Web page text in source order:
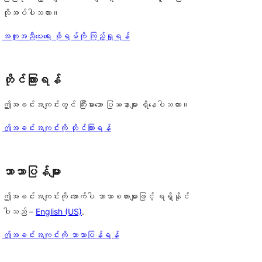
လိုအပ်ပါသလား။
အကူအညီပေးရေး ဖိုရမ်ကို ကြည့်ရှုရန်
တိုင်ကြားရန်
ဤအခင်းအကျင်းတွင် ကြီးမားသော ပြဿနာများ ရှိနေပါသလား။
ဤအခင်းအကျင်းကို တိုင်ကြားရန်
ဘာသာပြန်များ
ဤအခင်းအကျင်းကို အောက်ပါ ဘာသာစကားများဖြင့် ရရှိနိုင်
ပါသည် – English (US).
ဤအခင်းအကျင်းကို ဘာသာပြန်ရန်